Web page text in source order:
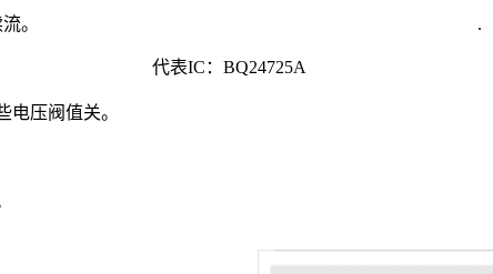
。
电压阀值关。
.
代表IC ：BQ24725A